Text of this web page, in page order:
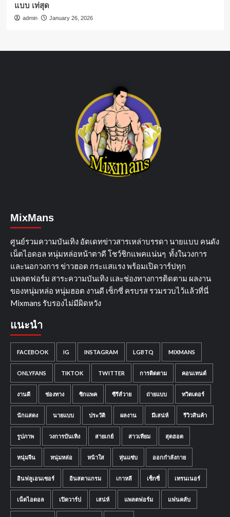
แบบ เท่สุด
admin January 26, 2026
MixMans
ศูนย์รวมความบันเทิง อัตเดทข่าวสารเหล่าบรรดา นายแบบ คนดัง
เน็ตไอดอล หนุ่มหล่อหน้าตาดี โชว์ชิกแพคแน่นๆ ทั้งในวงการ
และนอกวงการ ข่าวฮอต กระแสแรง พร้อมเปิดวาร์ปทุก
แพลตฟอร์ม สาระความบันเทิง และช่องทางการติดตาม ผลงาน
ของหนุ่มหล่อ หนุ่มฮอต งานดี เซ็กซี่ ครบรส รวมรวบไว้แล้วที่นี่
Mixmans รับรองไม่มีผิดหวัง
แนะนำ
FACEBOOK IG INSTAGRAM LGBTQ MIXMANS
ONLYFANS TIKTOK TWITTER การติดตาม คอนเทนต์
งานดี ช่องทาง ซิกแพค ซีรีส์วาย ถ่ายแบบ ทวิตเตอร์
นักแสดง นายแบบ ประวัติ ผลงาน มีเสน่ห์ รีวิวสินค้า
รูปภาพ วงการบันเทิง สายเกย์ สาวเทียม สุดฮอต
หนุ่มจีน หนุ่มหล่อ หน้าใส หุ่นแซ่บ ออกกำลังกาย
อินฟลูเอนเซอร์ อินสตาแกรม เกาหลี เซ็กซี่ เทรนเนอร์
เน็ตไอดอล เปิดวาร์ป เสน่ห์ แพลตฟอร์ม แฟนคลับ